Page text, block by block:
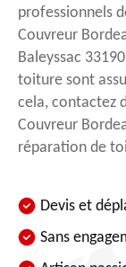
professionnels
Couvreur
Baleyssac
toiture sont
cela, contactez
Couvreur
réparation de
Devis et
Sans